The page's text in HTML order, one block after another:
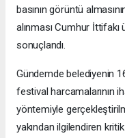
basının görüntü
alınması Cumhur
sonuçlandı.
Gündemde belediyenin
festival harcamalarının
yöntemiyle
yakından ilgilendiren